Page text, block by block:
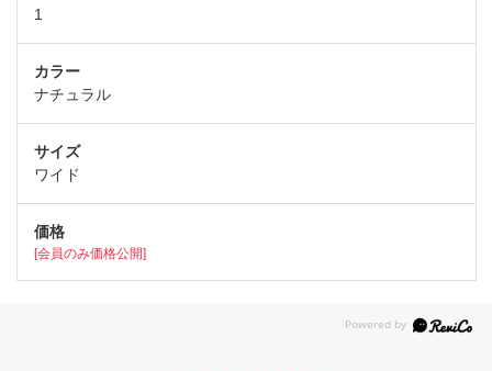
1
ナチュラル
ワイド
[会員のみ価格公開]